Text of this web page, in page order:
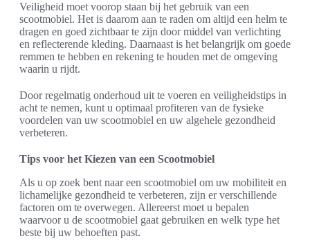
Veiligheid moet voorop staan bij het gebruik van een
scootmobiel. Het is daarom aan te raden om altijd een helm te
dragen en goed zichtbaar te zijn door middel van verlichting
en reflecterende kleding. Daarnaast is het belangrijk om goede
remmen te hebben en rekening te houden met de omgeving
waarin u rijdt.
Door regelmatig onderhoud uit te voeren en veiligheidstips in
acht te nemen, kunt u optimaal profiteren van de fysieke
voordelen van uw scootmobiel en uw algehele gezondheid
verbeteren.
Tips voor het Kiezen van een Scootmobiel
Als u op zoek bent naar een scootmobiel om uw mobiliteit en
lichamelijke gezondheid te verbeteren, zijn er verschillende
factoren om te overwegen. Allereerst moet u bepalen
waarvoor u de scootmobiel gaat gebruiken en welk type het
beste bij uw behoeften past.